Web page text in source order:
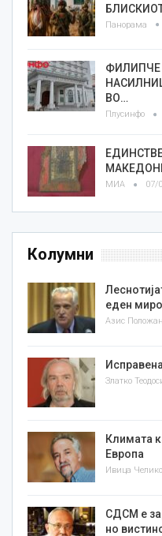
Панорама
ФИЛИПЧЕ
ВО…
Плусинфо
МИА 07/
Колумни
еден
Азис
Климата
Европа
Ивица
СДСМ е
но